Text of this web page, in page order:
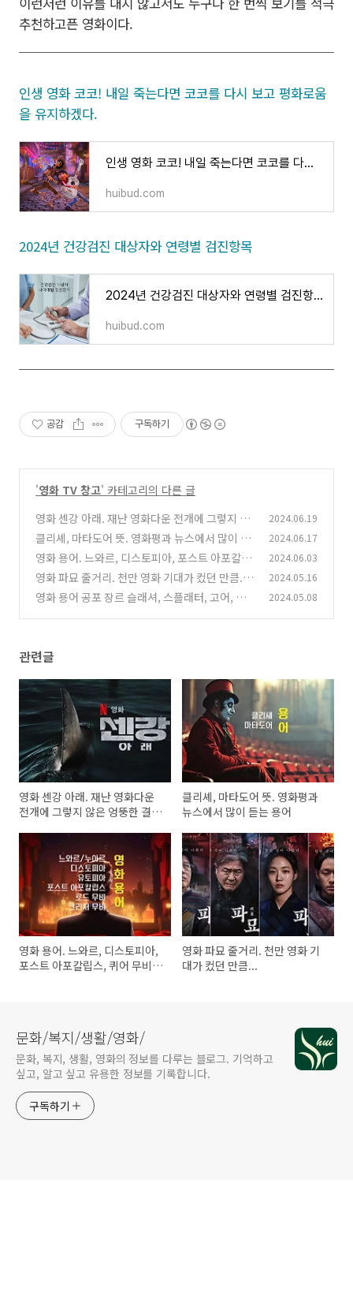
추천하고픈 영화이다.
인생 영화 코코! 내일 죽는다면 코코를 다시 보고 평화로움
을 유지하겠다.
인생 영화 코코! 내일 죽는다면 코코를 다시 보고 평화로움을 유지하겠다.
huibud.com
2024년 건강검진 대상자와 연령별 검진항목
2024년 건강검진 대상자와 연령별 검진항목
huibud.com
공감 구독하기
'영화 TV 창고' 카테고리의 다른 글
영화 센강 아래. 재난 영화다운 전개에 그렇지 않
은 엉뚱한 결말! (0)
2024.06.19
클리셰, 마타도어 뜻. 영화평과 뉴스에서 많이 듣
는 용어
(0)
2024.06.17
영화 용어. 느와르, 디스토피아, 포스트 아포칼립
스, 퀴어 무비 등
(0)
2024.06.03
영화 파묘 줄거리. 천만 영화 기대가 컸던 만큼...
(0)
2024.05.16
영화 용어 공포 장르 슬래셔, 스플래터, 고어, 하
2024.05.08
관련글
영화 센강 아래. 재난 영화다운
전개에 그렇지 않은 엉뚱한 결
클리셰, 마타도어 뜻. 영화평과
뉴스에서 많이 듣는 용어
영화 용어. 느와르, 디스토피아,
포스트 아포칼립스, 퀴어 무비
영화 파묘 줄거리. 천만 영화 기
대가 컸던 만큼...
문화/복지/생활/영화/
문화, 복지, 생활, 영화의 정보를 다루는 블로그. 기억하고
싶고, 알고 싶고 유용한 정보를 기록합니다.
구독하기